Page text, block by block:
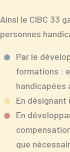
Ainsi le CIBC 33
personnes
Par le
formations :
handicapées
En désignant
En
que